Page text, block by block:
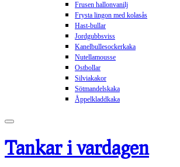
Frusen hallonvanilj
Frysta lingon med kolasås
Hast-bullar
Jordgubbsviss
Kanelbullesockerkaka
Nutellamousse
Ostbollar
Silviakakor
Sötmandelskaka
Åppelkladdkaka
Tankar i vardagen